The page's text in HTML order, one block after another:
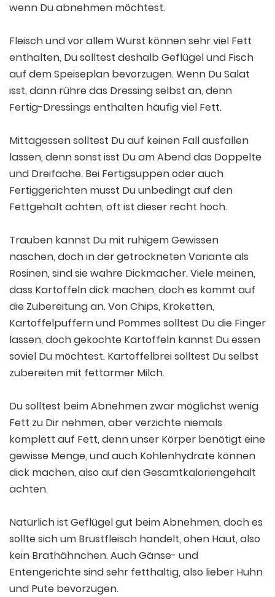
wenn Du abnehmen möchtest.
Fleisch und vor allem Wurst können sehr viel Fett
enthalten, Du solltest deshalb Geflügel und Fisch
auf dem Speiseplan bevorzugen. Wenn Du Salat
isst, dann rühre das Dressing selbst an, denn
Fertig-Dressings enthalten häufig viel Fett.
Mittagessen solltest Du auf keinen Fall ausfallen
lassen, denn sonst isst Du am Abend das Doppelte
und Dreifache. Bei Fertigsuppen oder auch
Fertiggerichten musst Du unbedingt auf den
Fettgehalt achten, oft ist dieser recht hoch.
Trauben kannst Du mit ruhigem Gewissen
naschen, doch in der getrockneten Variante als
Rosinen, sind sie wahre Dickmacher. Viele meinen,
dass Kartoffeln dick machen, doch es kommt auf
die Zubereitung an. Von Chips, Kroketten,
Kartoffelpuffern und Pommes solltest Du die Finger
lassen, doch gekochte Kartoffeln kannst Du essen
soviel Du möchtest. Kartoffelbrei solltest Du selbst
zubereiten mit fettarmer Milch.
Du solltest beim Abnehmen zwar möglichst wenig
Fett zu Dir nehmen, aber verzichte niemals
komplett auf Fett, denn unser Körper benötigt eine
gewisse Menge, und auch Kohlenhydrate können
dick machen, also auf den Gesamtkaloriengehalt
achten.
Natürlich ist Geflügel gut beim Abnehmen, doch es
sollte sich um Brustfleisch handelt, ohen Haut, also
kein Brathähnchen. Auch Gänse- und
Entengerichte sind sehr fetthaltig, also lieber Huhn
und Pute bevorzugen.